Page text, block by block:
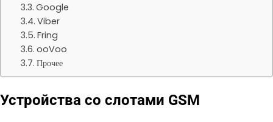
Google
Viber
Fring
ooVoo
Прочее
Устройства со слотами GSM